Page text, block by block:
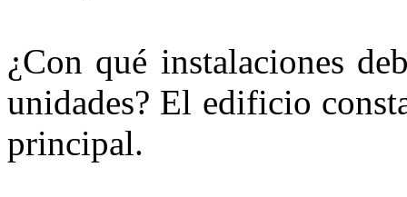
¿Con qué instalaciones
unidades? El edificio
principal.